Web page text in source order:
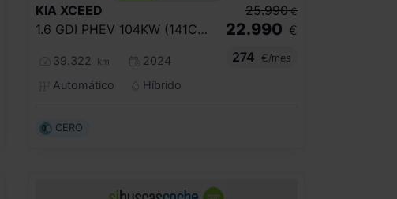
KIA XCEED
1.6 GDI PHEV 104KW (141CV) EDRIVE
39.322 km
2024
Automático
Híbrido
25.990 €
22.990 €
274
€/mes
CERO